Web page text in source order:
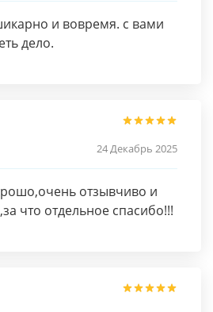
и вовремя. с вами
дело.
24 Декабрь 2025
отзывчиво и
что отдельное спасибо!!!